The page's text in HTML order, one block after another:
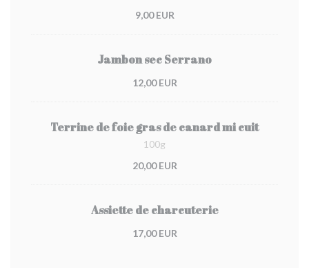
9,00 EUR
Jambon sec Serrano
12,00 EUR
Terrine de foie gras de canard mi cuit
100g
20,00 EUR
Assiette de charcuterie
17,00 EUR